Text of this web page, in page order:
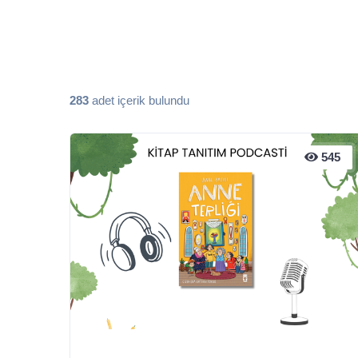
283 adet içerik bulundu
545